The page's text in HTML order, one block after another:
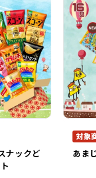
ナックど
あま